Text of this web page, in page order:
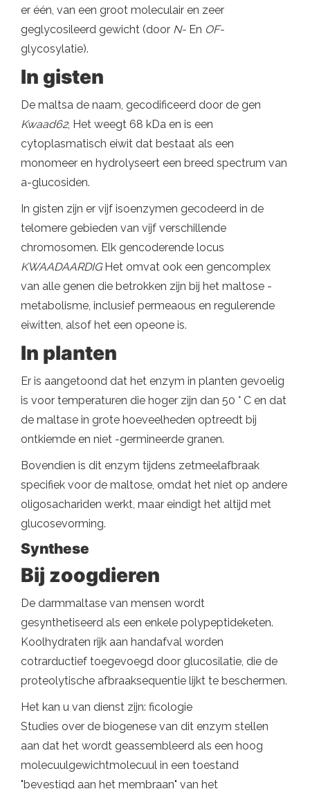
er één, van een groot moleculair en zeer
geglycosileerd gewicht (door N- En OF-
glycosylatie).
In gisten
De maltsa de naam, gecodificeerd door de gen
Kwaad62, Het weegt 68 kDa en is een
cytoplasmatisch eiwit dat bestaat als een
monomeer en hydrolyseert een breed spectrum van
a-glucosiden.
In gisten zijn er vijf isoenzymen gecodeerd in de
telomere gebieden van vijf verschillende
chromosomen. Elk gencoderende locus
KWAADAARDIG Het omvat ook een gencomplex
van alle genen die betrokken zijn bij het maltose -
metabolisme, inclusief permeaous en regulerende
eiwitten, alsof het een opeone is.
In planten
Er is aangetoond dat het enzym in planten gevoelig
is voor temperaturen die hoger zijn dan 50 ° C en dat
de maltase in grote hoeveelheden optreedt bij
ontkiemde en niet -germineerde granen.
Bovendien is dit enzym tijdens zetmeelafbraak
specifiek voor de maltose, omdat het niet op andere
oligosachariden werkt, maar eindigt het altijd met
glucosevorming.
Synthese
Bij zoogdieren
De darmmaltase van mensen wordt
gesynthetiseerd als een enkele polypeptideketen.
Koolhydraten rijk aan handafval worden
cotrarductief toegevoegd door glucosilatie, die de
proteolytische afbraaksequentie lijkt te beschermen.
Het kan u van dienst zijn: ficologie
Studies over de biogenese van dit enzym stellen
aan dat het wordt geassembleerd als een hoog
molecuulgewichtmolecuul in een toestand
"bevestigd aan het membraan" van het